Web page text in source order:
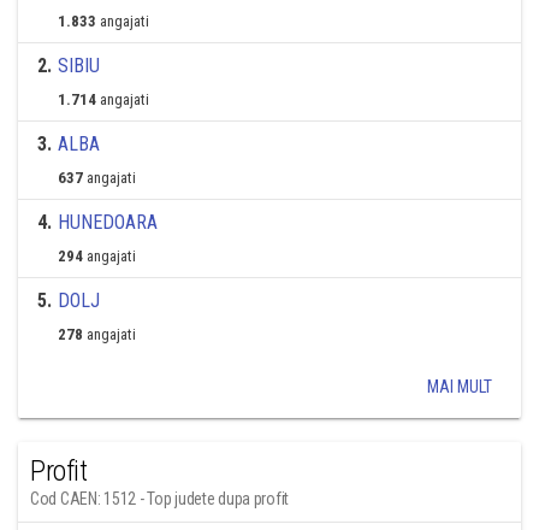
1.833 angajati
2. SIBIU
1.714 angajati
3. ALBA
637 angajati
4. HUNEDOARA
294 angajati
5. DOLJ
278 angajati
MAI MULT
Profit
Cod CAEN: 1512 - Top judete dupa profit